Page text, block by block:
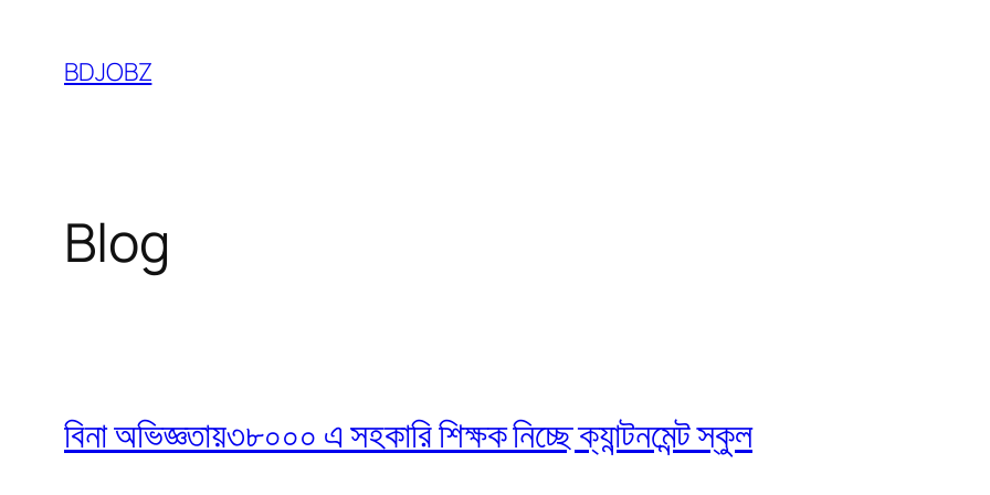
content
BDJOBZ
Blog
বিনা অভিজ্ঞতায়৩৮০০০ এ সহকারি শিক্ষক নিচ্ছে ক্যান্টনমেন্ট স্কুল